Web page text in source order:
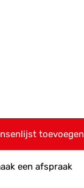
toevoegen
een afspraak